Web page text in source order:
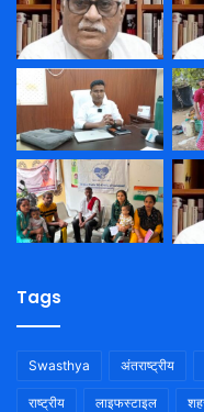
Tags
Swasthya अंतराष्ट्रीय
राष्ट्रीय लाइफस्टाइल